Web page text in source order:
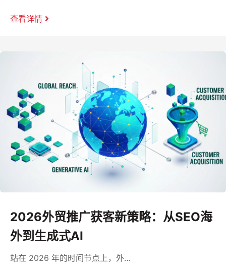
查看详情
2026外贸推广获客新策略：从SEO海
外到生成式AI
站在 2026 年的时间节点上，外…